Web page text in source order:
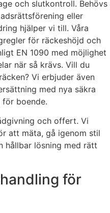
och slutkontroll. Behövs
eller
hjälper vi till. Våra
för räckeshöjd och
EN 1090 med möjlighet
när så krävs. Vill du
Vi erbjuder även
med nya säkra
för boende.
och offert. Vi
att mäta, gå igenom stil
hållbar lösning med rätt
för